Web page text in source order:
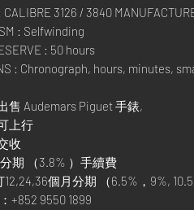
CALIBRE 3126 / 3840
: Selfwinding
: 50 hours
: Chronograph, hours, minutes,
售 Audemars Piguet 手錶,
上行
收
期 （3.8% ）手續費
個月分期 （6.5%，9%,
+852 9550 1899